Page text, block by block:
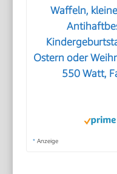
Waffeln,
Ostern oder
550 Watt,
* Anzeige